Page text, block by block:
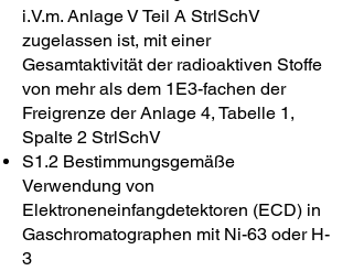
i.V.m. Anlage V Teil A StrlSchV
zugelassen ist, mit einer
Gesamtaktivität der radioaktiven Stoffe
von mehr als dem 1E3-fachen der
Freigrenze der Anlage 4, Tabelle 1,
Spalte 2 StrlSchV
S1.2 Bestimmungsgemäße
Verwendung von
Elektroneneinfangdetektoren (ECD) in
Gaschromatographen mit Ni-63 oder H-
3